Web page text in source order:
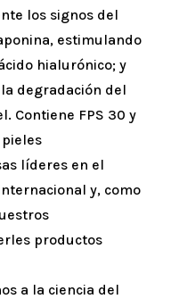
los signos del
estimulando
hialurónico; y
degradación del
Contiene FPS 30 y
líderes en el
y, como
productos
a la ciencia del